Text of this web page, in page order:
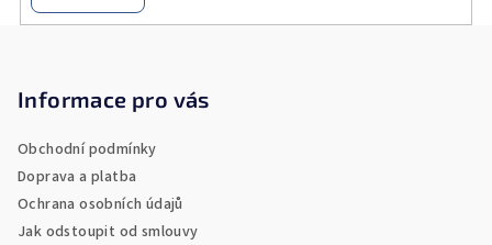
Informace pro vás
Obchodní podmínky
Doprava a platba
Ochrana osobních údajů
Jak odstoupit od smlouvy